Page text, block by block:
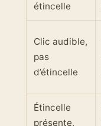
étincelle
Clic audible,
pas
d’étincelle
Étincelle
présente,